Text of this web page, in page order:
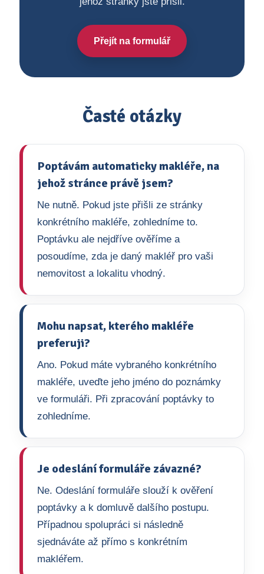
Přejít na formulář
Časté otázky
Poptávám automaticky makléře, na
jehož stránce právě jsem?
Ne nutně. Pokud jste přišli ze stránky
konkrétního makléře, zohledníme to.
Poptávku ale nejdříve ověříme a
posoudíme, zda je daný makléř pro vaši
nemovitost a lokalitu vhodný.
Mohu napsat, kterého makléře
preferuji?
Ano. Pokud máte vybraného konkrétního
makléře, uveďte jeho jméno do poznámky
ve formuláři. Při zpracování poptávky to
zohledníme.
Je odeslání formuláře závazné?
Ne. Odeslání formuláře slouží k ověření
poptávky a k domluvě dalšího postupu.
Případnou spolupráci si následně
sjednáváte až přímo s konkrétním
makléřem.